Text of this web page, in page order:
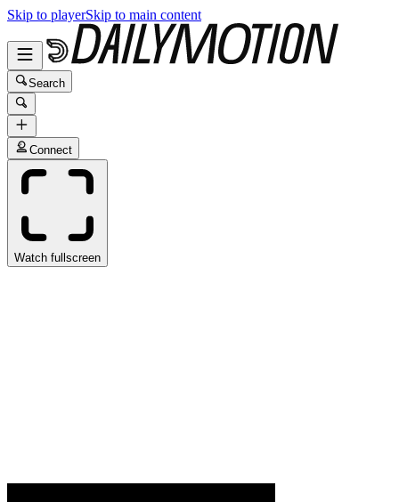
Skip to playerSkip to main content
Search
Connect
Watch fullscreen